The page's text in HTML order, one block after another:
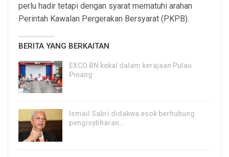
perlu hadir tetapi dengan syarat mematuhi arahan
Perintah Kawalan Pergerakan Bersyarat (PKPB).
BERITA YANG BERKAITAN
EXCO BN kekal dalam kerajaan Pulau
Pinang
Ismail Sabri didakwa esok berhubung
pengisytiharan…